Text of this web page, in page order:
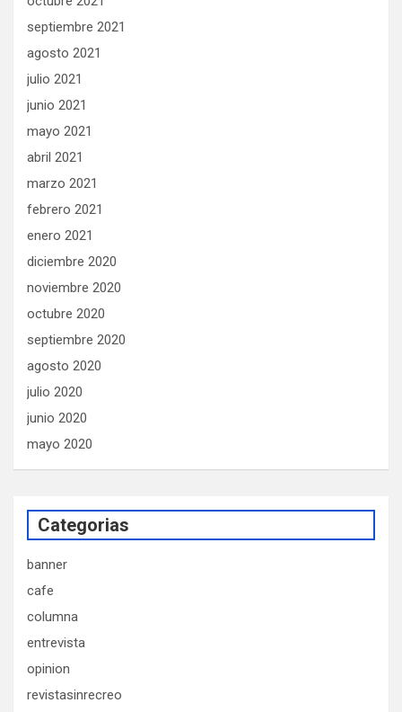
septiembre 2021
agosto 2021
julio 2021
junio 2021
mayo 2021
abril 2021
marzo 2021
febrero 2021
enero 2021
diciembre 2020
noviembre 2020
octubre 2020
septiembre 2020
agosto 2020
julio 2020
junio 2020
mayo 2020
Categorias
banner
cafe
columna
entrevista
opinion
revistasinrecreo